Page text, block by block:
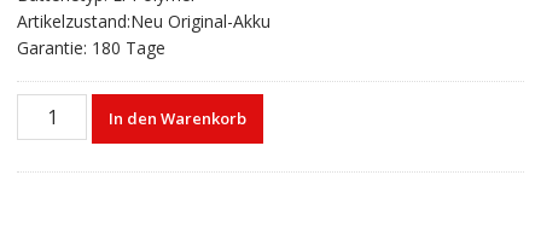
Artikelzustand:Neu Original-Akku
Garantie: 180 Tage
Laptop
In den Warenkorb